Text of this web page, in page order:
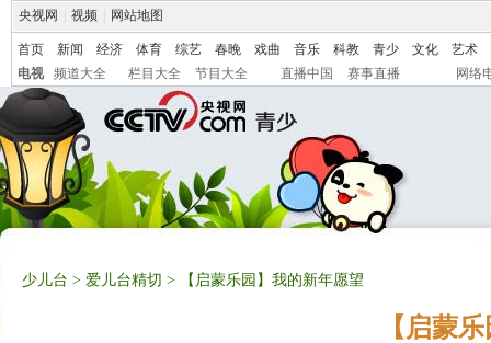
央视网 视频 网站地图
首页 新闻 经济 体育 综艺 春晚 戏曲 音乐 科教 青少 文化
艺术
电视
频道大全 栏目大全 节目大全 直播中国 赛事直播 网络
少儿台 > 爱儿台精切 > 【启蒙乐园】我的新年愿望
【启蒙